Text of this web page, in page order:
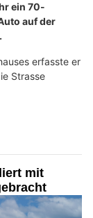
ein 70-
auf der
erfasste er
Strasse
mit